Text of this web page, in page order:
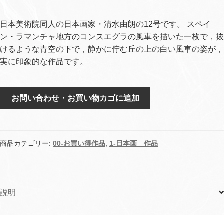
日本美術院同人の日本画家・清水由朗の12号です。 スペイ
ン・ラマンチャ地方のコンスエグラの風車を描いた一枚で，抜
けるような青空の下で，静かに佇む丘の上の白い風車の姿が，
実に印象的な作品です。
個
お問い合わせ・お買い物カゴに追加
商品カテゴリー: 00-お買い得作品 1-日本画 作品
説明